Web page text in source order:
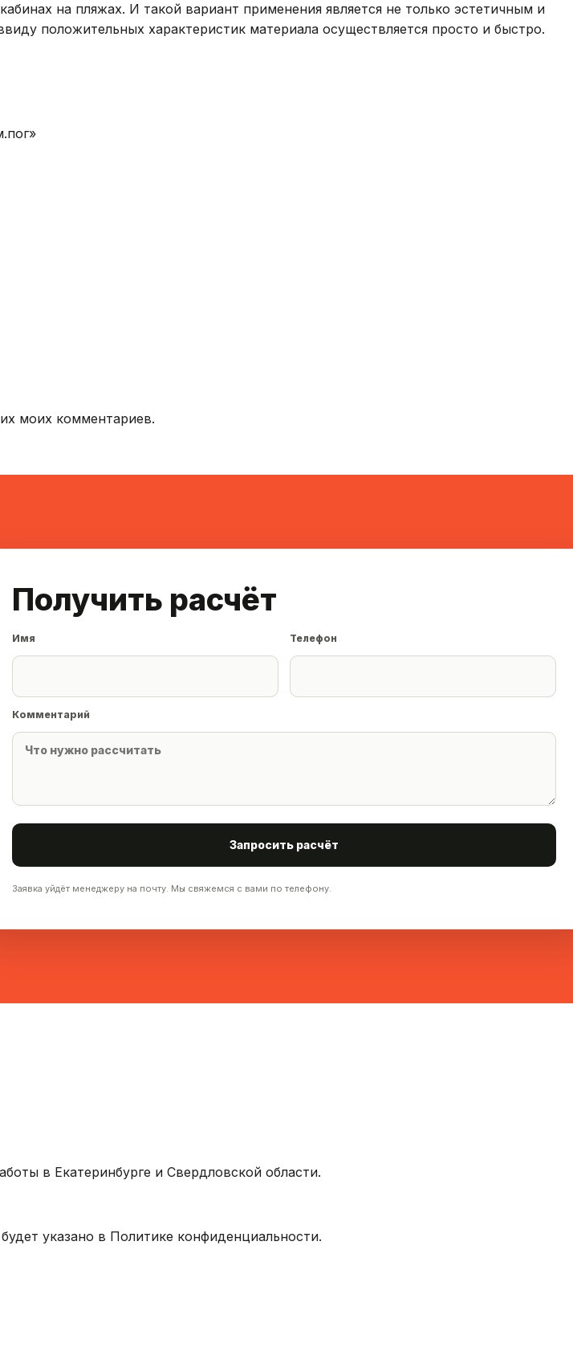
на пляжах. И такой вариант применения является не только эстетичным и
положительных характеристик материала осуществляется просто и быстро.
моих комментариев.
Получить расчёт
Имя Телефон
Комментарий
Запросить расчёт
Заявка уйдёт менеджеру на почту. Мы свяжемся с вами по телефону.
в Екатеринбурге и Свердловской области.
указано в Политике конфиденциальности.